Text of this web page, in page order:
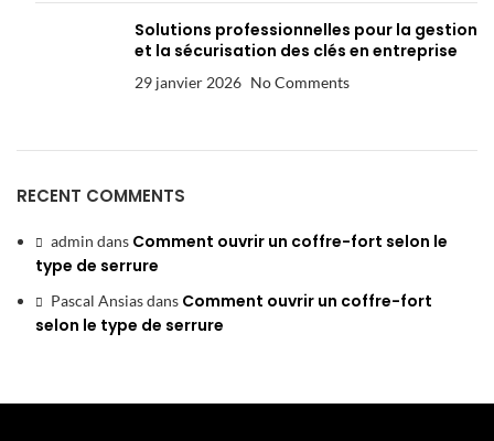
Solutions professionnelles pour la gestion
et la sécurisation des clés en entreprise
29 janvier 2026 No Comments
RECENT COMMENTS
admin dans Comment ouvrir un coffre-fort selon le
type de serrure
Pascal Ansiasdans Comment ouvrir un coffre-fort
selon le type de serrure